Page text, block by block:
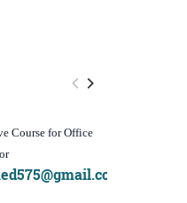
Course for Office